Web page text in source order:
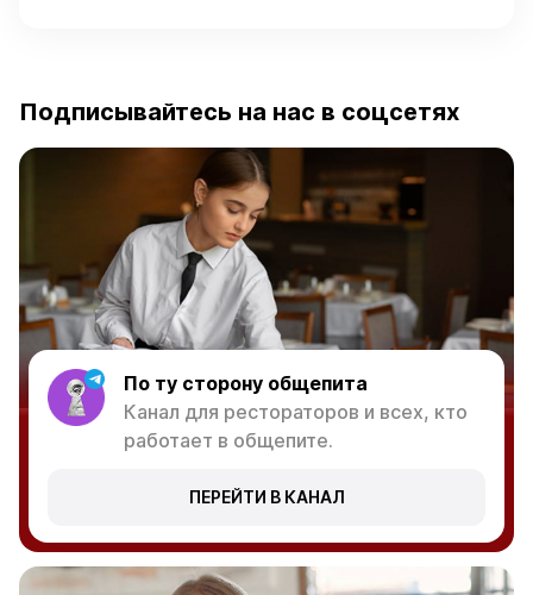
Подписывайтесь на нас в соцсетях
По ту сторону общепита
Канал для рестораторов и всех, кто
работает в общепите.
ПЕРЕЙТИ В КАНАЛ